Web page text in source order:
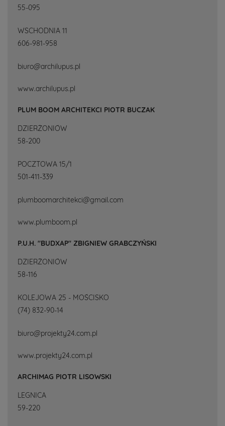
55-095
WSCHODNIA 11
606-981-958
biuro@archilupus.pl
www.archilupus.pl
PLUM BOOM ARCHITEKCI PIOTR BUCZAK
DZIERŻONIÓW
58-200
POCZTOWA 15/1
501-411-339
plumboomarchitekci@gmail.com
www.plumboom.pl
P.U.H. "BUDXAP" ZBIGNIEW GRABCZYŃSKI
DZIERŻONIÓW
58-116
KOLEJOWA 25 - MOŚCISKO
(74) 832-90-14
biuro@projekty24.com.pl
www.projekty24.com.pl
ARCHIMAG PIOTR LISOWSKI
LEGNICA
59-220